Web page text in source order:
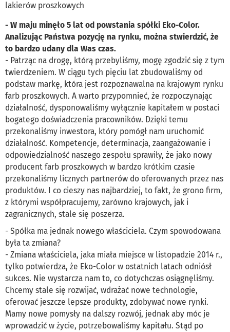
lakierów proszkowych
- W maju minęło 5 lat od powstania spółki Eko-Color.
Analizując Państwa pozycję na rynku, można stwierdzić, że
to bardzo udany dla Was czas.
- Patrząc na drogę, którą przebyliśmy, mogę zgodzić się z tym
twierdzeniem. W ciągu tych pięciu lat zbudowaliśmy od
podstaw markę, która jest rozpoznawalna na krajowym rynku
farb proszkowych. A warto przypomnieć, że rozpoczynając
działalność, dysponowaliśmy wyłącznie kapitałem w postaci
bogatego doświadczenia pracowników. Dzięki temu
przekonaliśmy inwestora, który pomógł nam uruchomić
działalność. Kompetencje, determinacja, zaangażowanie i
odpowiedzialność naszego zespołu sprawiły, że jako nowy
producent farb proszkowych w bardzo krótkim czasie
przekonaliśmy licznych partnerów do oferowanych przez nas
produktów. I co cieszy nas najbardziej, to fakt, że grono firm,
z którymi współpracujemy, zarówno krajowych, jak i
zagranicznych, stale się poszerza.
- Spółka ma jednak nowego właściciela. Czym spowodowana
była ta zmiana?
- Zmiana właściciela, jaka miała miejsce w listopadzie 2014 r.,
tylko potwierdza, że Eko-Color w ostatnich latach odniósł
sukces. Nie wystarcza nam to, co dotychczas osiągnęliśmy.
Chcemy stale się rozwijać, wdrażać nowe technologie,
oferować jeszcze lepsze produkty, zdobywać nowe rynki.
Mamy nowe pomysły na dalszy rozwój, jednak aby móc je
wprowadzić w życie, potrzebowaliśmy kapitału. Stąd po